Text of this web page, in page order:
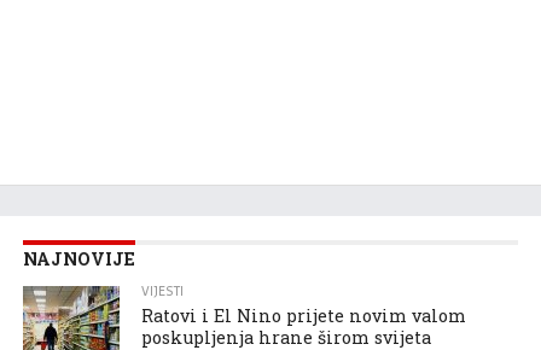
NAJNOVIJE
VIJESTI
Ratovi i El Nino prijete novim valom
poskupljenja hrane širom svijeta